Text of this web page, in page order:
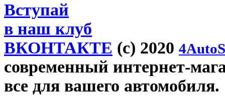
Вступай
в наш клуб
ВКОНТАКТЕ (c) 2020
современный интернет-
все для вашего автомобиля.